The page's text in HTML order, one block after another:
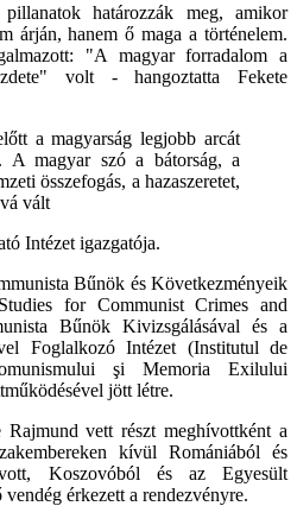
határozzák meg, amikor
árján, hanem ő maga a történelem.
"A magyar forradalom a
volt - hangoztatta Fekete
a magyarság legjobb arcát
A magyar szó a bátorság, a
összefogás, a hazaszeretet,
vált
Intézet igazgatója.
Bűnök és Következményeik
for Communist Crimes and
Bűnök Kivizsgálásával és a
Foglalkozó Intézet (Institutul de
şi Memoria Exilului
jött létre.
Rajmund vett részt meghívottként a
kívül Romániából és
Koszovóból és az Egyesült
érkezett a rendezvényre.